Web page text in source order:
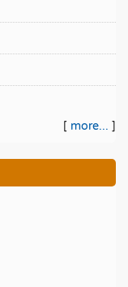
[ more... ]